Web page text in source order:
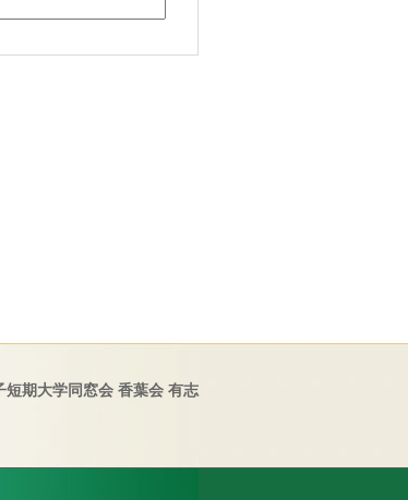
短期大学同窓会 香葉会 有志